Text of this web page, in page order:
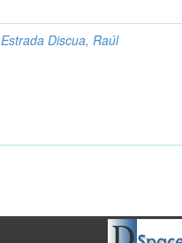
Estrada Discua, Raúl